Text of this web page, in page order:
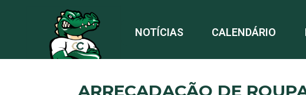
NOTÍCIAS CALENDÁRIO
ARRECADAÇÃO DE